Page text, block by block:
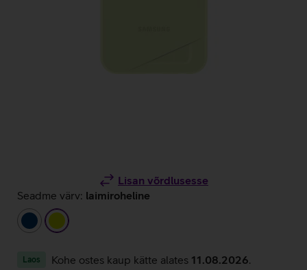
Lisan võrdlusesse
Seadme värv: laimiroheline
tumesininelaimiroheline
Laos Kohe ostes kaup kätte alates 11.08.2026